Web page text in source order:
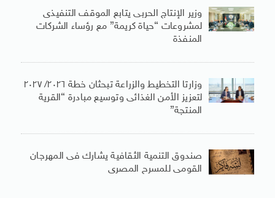
وزير الإنتاج الحربى يتابع الموقف التنفيذى
لمشروعات “حياة كريمة” مع رؤساء الشركات
المنفذة
وزارتا التخطيط والزراعة تبحثان خطة ٢٠٢٦/ ٢٠٢٧
لتعزيز الأمن الغذائى وتوسيع مبادرة “القرية
المنتجة”
صندوق التنمية الثقافية يشارك فى المهرجان
القومى للمسرح المصرى